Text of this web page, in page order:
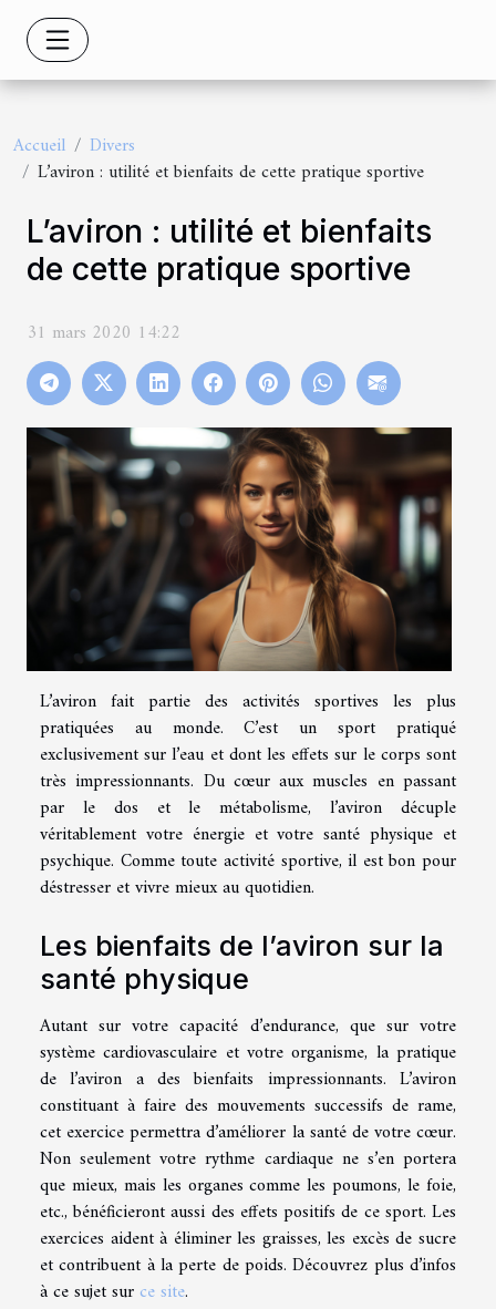
Accueil
Divers
L’aviron : utilité et bienfaits de cette pratique sportive
L’aviron : utilité et bienfaits
de cette pratique sportive
31 mars 2020 14:22
L’aviron fait partie des activités sportives les plus
pratiquées au monde. C’est un sport pratiqué
exclusivement sur l’eau et dont les effets sur le corps sont
très impressionnants. Du cœur aux muscles en passant
par le dos et le métabolisme, l’aviron décuple
véritablement votre énergie et votre santé physique et
psychique. Comme toute activité sportive, il est bon pour
déstresser et vivre mieux au quotidien.
Les bienfaits de l’aviron sur la
santé physique
Autant sur votre capacité d’endurance, que sur votre
système cardiovasculaire et votre organisme, la pratique
de l’aviron a des bienfaits impressionnants. L’aviron
constituant à faire des mouvements successifs de rame,
cet exercice permettra d’améliorer la santé de votre cœur.
Non seulement votre rythme cardiaque ne s’en portera
que mieux, mais les organes comme les poumons, le foie,
etc., bénéficieront aussi des effets positifs de ce sport. Les
exercices aident à éliminer les graisses, les excès de sucre
et contribuent à la perte de poids. Découvrez plus d’infos
à ce sujet surce site.